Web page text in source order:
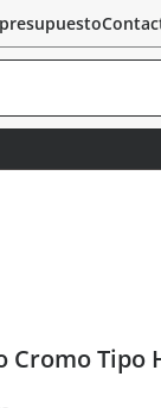
Cromo Tipo